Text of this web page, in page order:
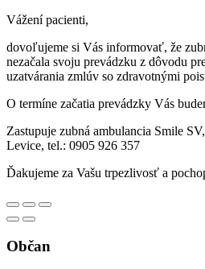
Vážení pacienti,
dovoľujeme si Vás informovať, že
nezačala svoju prevádzku z dôvodu
uzatvárania zmlúv so zdravotnými
O termíne začatia prevádzky Vás
Zastupuje zubná ambulancia Smile
Levice, tel.: 0905 926 357
Ďakujeme za Vašu trpezlivosť a
Občan